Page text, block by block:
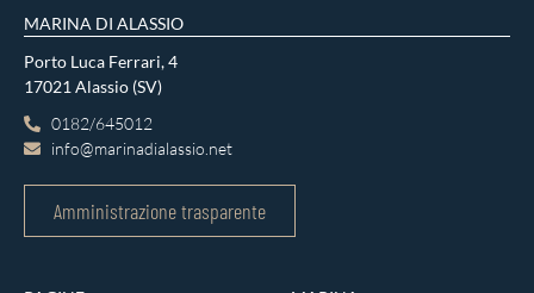
MARINA DI ALASSIO
Porto Luca Ferrari, 4
17021 Alassio (SV)
0182/645012
info@marinadialassio.net
Amministrazione trasparente